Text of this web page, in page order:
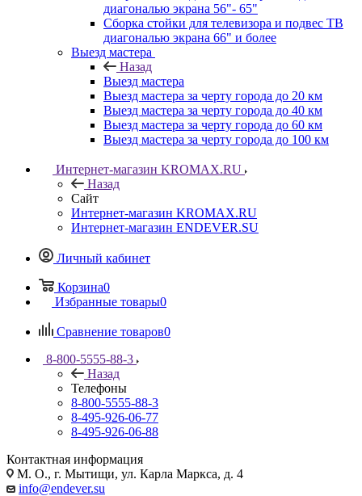
диагональю экрана 56"- 65"
Сборка стойки для телевизора и подвес ТВ
диагональю экрана 66" и более
Выезд мастера
Назад
Выезд мастера
Выезд мастера за черту города до 20 км
Выезд мастера за черту города до 40 км
Выезд мастера за черту города до 60 км
Выезд мастера за черту города до 100 км
Интернет-магазин KROMAX.RU
Назад
Сайт
Интернет-магазин KROMAX.RU
Интернет-магазин ENDEVER.SU
Личный кабинет
Корзина0
Избранные товары0
Сравнение товаров0
8-800-5555-88-3
Назад
Телефоны
8-800-5555-88-3
8-495-926-06-77
8-495-926-06-88
Контактная информация
М. О., г. Мытищи, ул. Карла Маркса, д. 4
info@endever.su